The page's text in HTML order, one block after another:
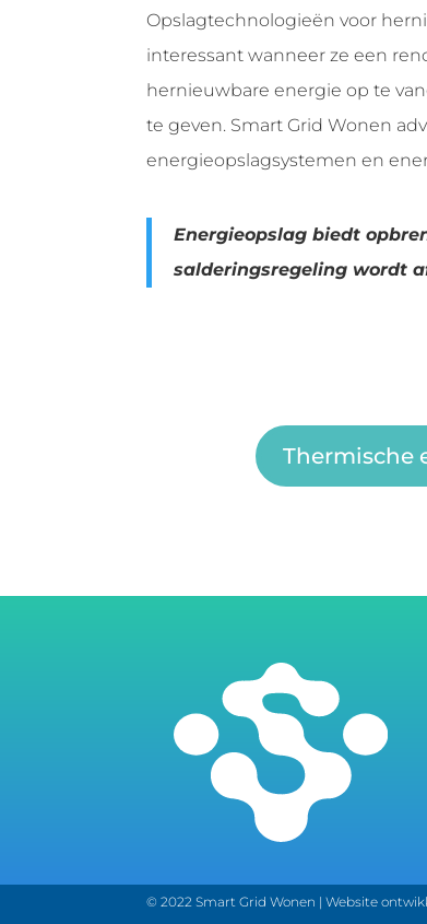
Opslagtechnologieën voor
interessant wanneer ze een
hernieuwbare energie op te
te geven. Smart Grid Wonen
energieopslagsystemen en
Energieopslag biedt
salderingsregeling wordt
Thermische
© 2022 Smart Grid Wonen |Website